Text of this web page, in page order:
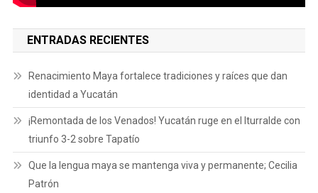
ENTRADAS RECIENTES
Renacimiento Maya fortalece tradiciones y raíces que dan
identidad a Yucatán
¡Remontada de los Venados! Yucatán ruge en el Iturralde con
triunfo 3-2 sobre Tapatío
Que la lengua maya se mantenga viva y permanente; Cecilia
Patrón